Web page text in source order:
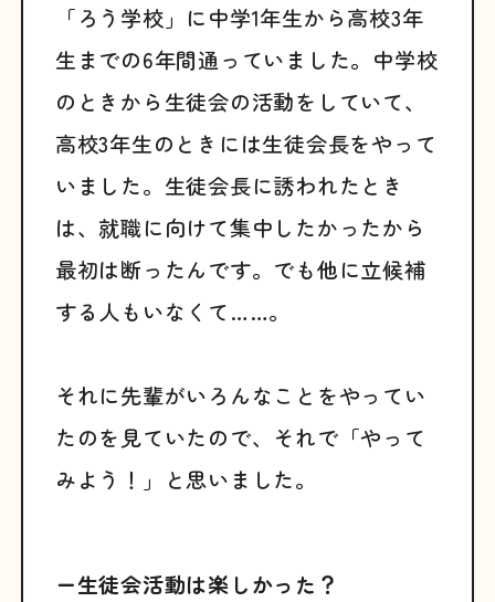
「ろう学校」に中学1年生から高校3年
生までの6年間通っていました。中学校
のときから生徒会の活動をしていて、
高校3年生のときには生徒会長をやって
いました。生徒会長に誘われたとき
は、就職に向けて集中したかったから
最初は断ったんです。でも他に立候補
する人もいなくて……。
それに先輩がいろんなことをやってい
たのを見ていたので、それで「やって
みよう！」と思いました。
ー生徒会活動は楽しかった？